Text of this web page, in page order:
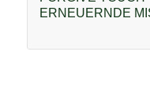
ERNEUERNDE